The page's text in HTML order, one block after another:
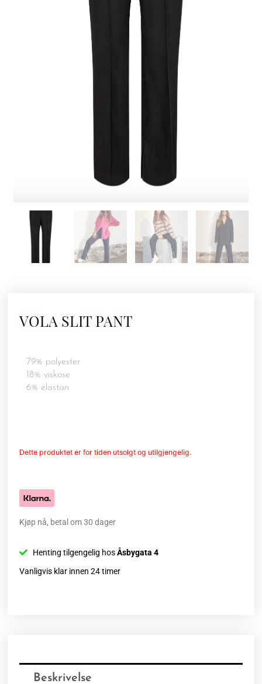
VOLA SLIT PANT
79% polyester
18% viskose
6% elastan
Dette produktet er for tiden utsolgt og utilgjengelig.
Kjøp nå, betal om 30 dager
Henting tilgengelig hosÅsbygata 4
Vanligvis klar innen 24 timer
Beskrivelse